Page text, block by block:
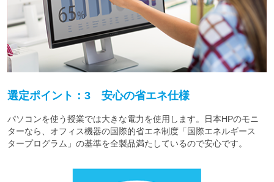
選定ポイント：3 安心の省エネ仕様
パソコンを使う授業では大きな電力を使用します。日本HPのモニ
ターなら、オフィス機器の国際的省エネ制度「国際エネルギース
タープログラム」の基準を全製品満たしているので安心です。